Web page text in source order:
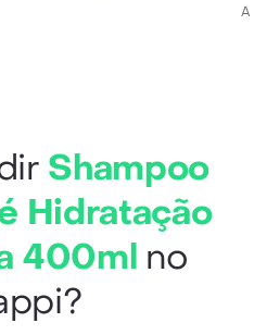
Shampoo
Hidratação
400ml no